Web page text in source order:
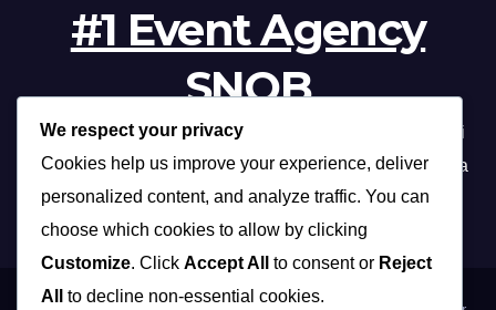
#1 Event Agency
SNOB
Profesionalna organizacija događanja /// Beograd, Novi
Sad, Niš, Kopaonik, Zlatibor, Vrnjačka banja, Sokobanja
We respect your privacy
Cookies help us improve your experience, deliver
personalized content, and analyze traffic. You can
choose which cookies to allow by clicking
Customize. Click Accept All to consent or Reject
All
to decline non-essential cookies.